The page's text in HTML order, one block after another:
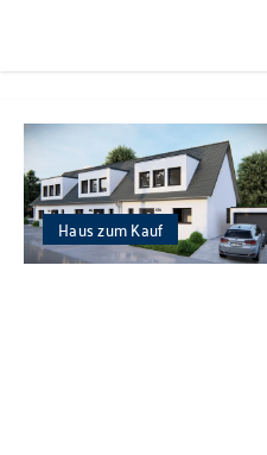
Haus zum Kauf